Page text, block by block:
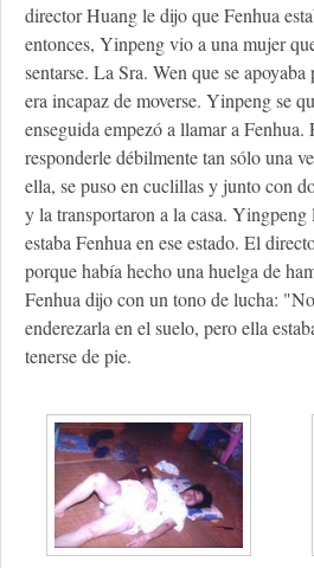
director Huang le dijo que Fenhua
entonces, Yinpeng vio a una mujer
sentarse. La Sra. Wen que se
era incapaz de moverse. Yinpeng se
enseguida empezó a llamar a Fenhua.
responderle débilmente tan sólo una
ella, se puso en cuclillas y junto con
y la transportaron a la casa. Yingpeng
estaba Fenhua en ese estado. El
porque había hecho una huelga de
Fenhua dijo con un tono de lucha:
enderezarla en el suelo, pero ella
tenerse de pie.